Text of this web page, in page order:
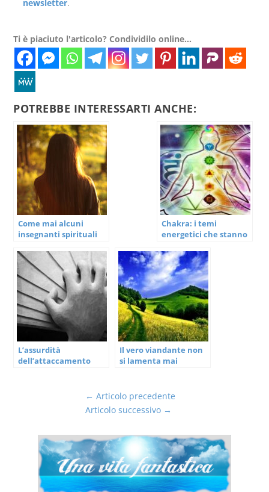
newsletter.
Ti è piaciuto l'articolo? Condividilo online...
POTREBBE INTERESSARTI ANCHE:
Come mai alcuni
insegnanti spirituali
opposti?
Chakra: i temi
energetici che stanno
L’assurdità
dell’attaccamento
Il vero viandante non
si lamenta mai
←Articolo precedente
Articolo successivo →